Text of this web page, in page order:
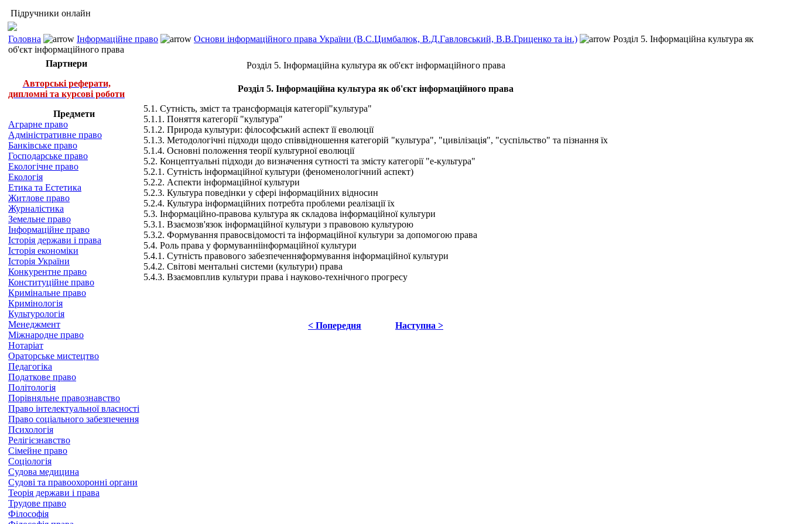
Підручники онлайн
Головна Інформаційне право Основи інформаційного права України (B.C.Цимбалюк, В.Д.Гавловський, В.В.Гриценко та ін.)
Розділ 5. Інформаційна культура як
об'єкт інформаційного права
Партнери
Авторські реферати,
дипломні та курсові роботи
Предмети
Аграрне право
Адміністративне право
Банківське право
Господарське право
Екологічне право
Екологія
Етика та Естетика
Житлове право
Журналістика
Земельне право
Інформаційне право
Історія держави і права
Історія економіки
Історія України
Конкурентне право
Конституційне право
Кримінальне право
Кримінологія
Культурологія
Менеджмент
Міжнародне право
Нотаріат
Ораторське мистецтво
Педагогіка
Податкове право
Політологія
Порівняльне правознавство
Право інтелектуальної власності
Право соціального забезпечення
Психологія
Релігієзнавство
Сімейне право
Соціологія
Судова медицина
Судові та правоохоронні органи
Теорія держави і права
Трудове право
Філософія
Розділ 5. Інформаційна культура як об'єкт інформаційного права
Розділ 5. Інформаційна культура як об'єкт інформаційного права
5.1. Сутність, зміст та трансформація категорії"культура"
5.1.1. Поняття категорії "культура"
5.1.2. Природа культури: філософський аспект її еволюції
5.1.3. Методологічні підходи щодо співвідношення категорій "культура", "цивілізація", "суспільство" та пізнання їх
5.1.4. Основні положення теорії культурної еволюції
5.2. Концептуальні підходи до визначення сутності та змісту категорії "е-культура"
5.2.1. Сутність інформаційної культури (феноменологічний аспект)
5.2.2. Аспекти інформаційної культури
5.2.3. Культура поведінки у сфері інформаційних відносин
5.2.4. Культура інформаційних потребта проблеми реалізації їх
5.3. Інформаційно-правова культура як складова інформаційної культури
5.3.1. Взаємозв'язок інформаційної культури з правовою культурою
5.3.2. Формування правосвідомості та інформаційної культури за допомогою права
5.4. Роль права у формуванніінформаційної культури
5.4.1. Сутність правового забезпеченняформування інформаційної культури
5.4.2. Світові ментальні системи (культури) права
5.4.3. Взаємовплив культури права і науково-технічного прогресу
< Попередня Наступна >